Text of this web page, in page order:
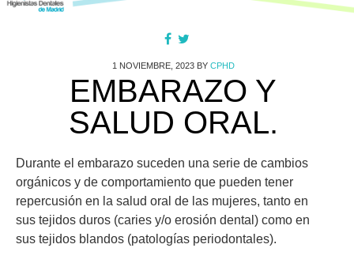
1 NOVIEMBRE, 2023BY CPHD
EMBARAZO Y
SALUD ORAL.
Durante el embarazo suceden una serie de cambios
orgánicos y de comportamiento que pueden tener
repercusión en la salud oral de las mujeres, tanto en
sus tejidos duros (caries y/o erosión dental) como en
sus tejidos blandos (patologías periodontales).